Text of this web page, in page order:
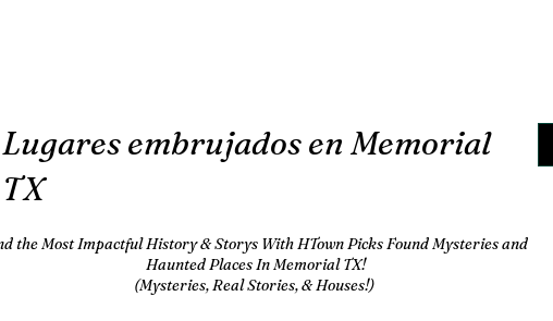
Lugares embrujados en Memorial
TX
the Most Impactful History & Storys With HTown Picks Found Mysteries and
Haunted Places In Memorial TX!
(Mysteries, Real Stories, & Houses!)